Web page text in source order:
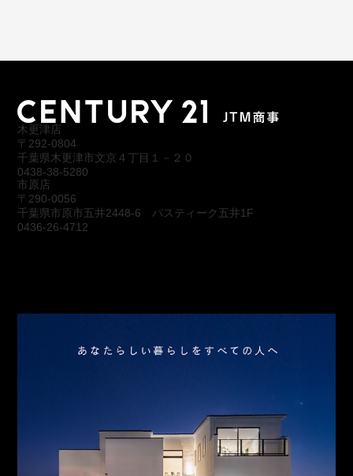
木更津店
〒292-0804
千葉県木更津市文京４丁目１－２０
0438-38-5280
市原店
〒290-0056
千葉県市原市五井2448-6 パスティーク五井1F
0436-26-4712